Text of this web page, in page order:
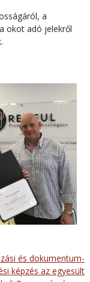
a
okot adó jelekről
és dokumentum-
képzés az egyesült